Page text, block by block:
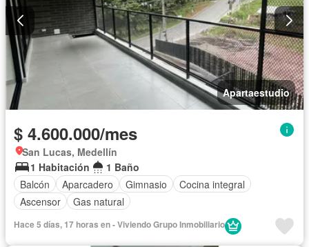
Apartaestudio
$ 4.600.000/mes
San Lucas, Medellín
1 Habitación
1 Baño
Balcón
Aparcadero Gimnasio
Cocina integral
Ascensor
Gas natural
Hace 5 días, 17 horas en - Viviendo Grupo Inmobiliario